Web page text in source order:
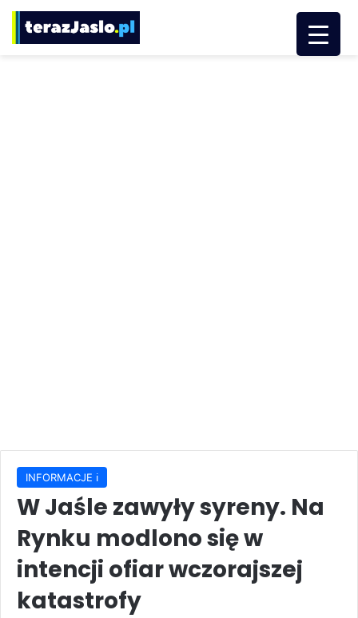
INFORMACJE ℹ️
W Jaśle zawyły syreny. Na
Rynku modlono się w
intencji ofiar wczorajszej
katastrofy